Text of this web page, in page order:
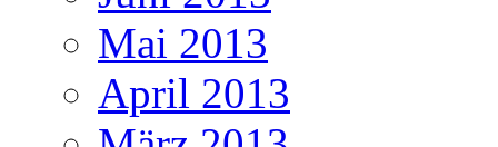
Mai 2013
April 2013